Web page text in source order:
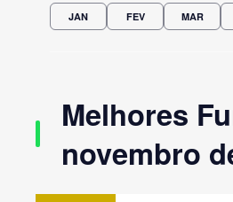
JAN FEV MAR
Melhores
novembro